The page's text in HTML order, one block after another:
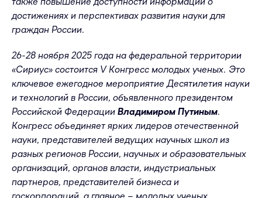
достижениях и перспективах развития науки для
граждан России.
26-28 ноября 2025 года на федеральной территории
«Сириус» состоится V Конгресс молодых ученых. Это
ключевое ежегодное мероприятие Десятилетия науки
и технологий в России, объявленного президентом
Российской Федерации Владимиром Путиным.
Конгресс объединяет ярких лидеров отечественной
науки, представителей ведущих научных школ из
разных регионов России, научных и образовательных
организаций, органов власти, индустриальных
партнеров, представителей бизнеса и